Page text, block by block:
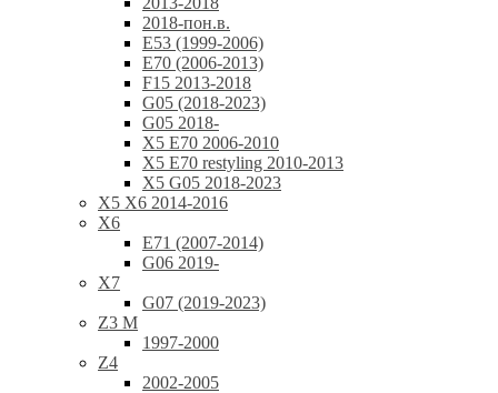
2018-пон.в.
E53 (1999-2006)
E70 (2006-2013)
F15 2013-2018
G05 (2018-2023)
G05 2018-
X5 E70 2006-2010
X5 E70 restyling 2010-2013
X5 G05 2018-2023
X5 X6 2014-2016
X6
E71 (2007-2014)
G06 2019-
X7
G07 (2019-2023)
Z3 M
1997-2000
Z4
2002-2005